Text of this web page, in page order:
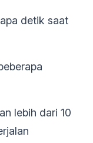
detik saat
lebih dari 10